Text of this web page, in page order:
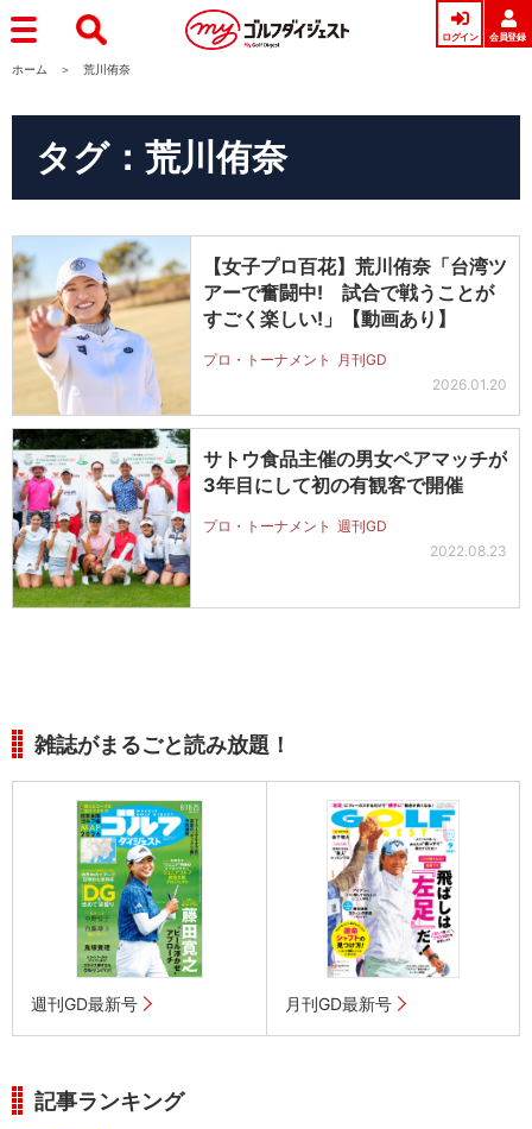
ログイン 会員登録
ホーム 荒川侑奈
タグ：荒川侑奈
【女子プロ百花】荒川侑奈「台湾ツ
アーで奮闘中! 試合で戦うことが
すごく楽しい!」【動画あり】
プロ・トーナメント
月刊GD
2026.01.20
サトウ食品主催の男女ペアマッチが
3年目にして初の有観客で開催
プロ・トーナメント 週刊GD
2022.08.23
雑誌がまるごと読み放題！
週刊GD最新号 月刊GD最新号
記事ランキング